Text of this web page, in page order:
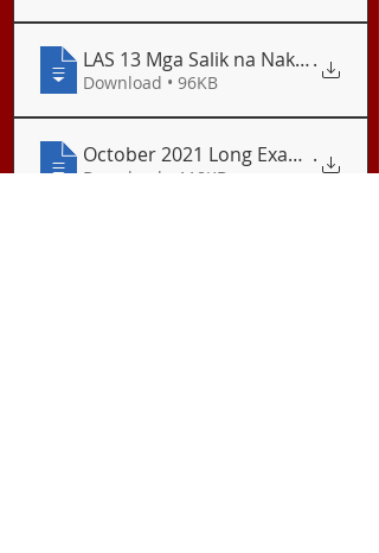
LAS 13 Mga Salik na .
Download • 96KB
October 2021 Long Examination
.
Download • 118KB